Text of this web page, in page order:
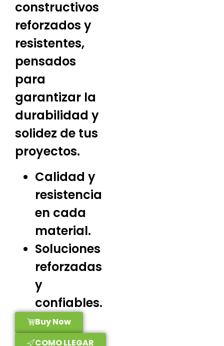
constructivos
reforzados y
resistentes,
pensados
para
garantizar la
durabilidad y
solidez de tus
proyectos.
Calidad y
resistencia
en cada
material.
Soluciones
reforzadas
y
confiables.
Buy Now
COMO LLEGAR